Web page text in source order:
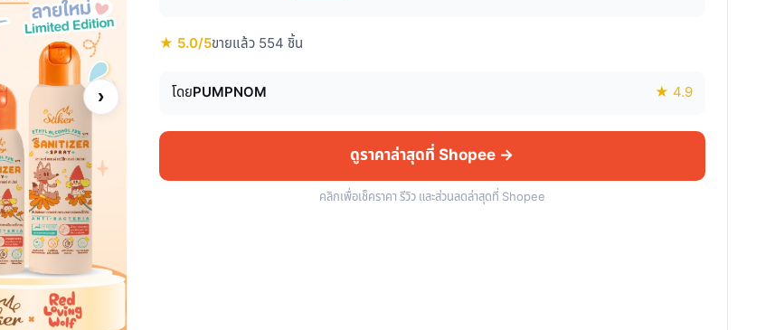
›
★ 5.0/5ขายแล้ว 554 ชิ้น
โดยPUMPNOM ★ 4.9
ดูราคาล่าสุดที่ Shopee →
คลิกเพื่อเช็คราคา รีวิว และส่วนลดล่าสุดที่ Shopee